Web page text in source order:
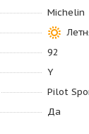
Michelin
92
Y
Pilot
Да